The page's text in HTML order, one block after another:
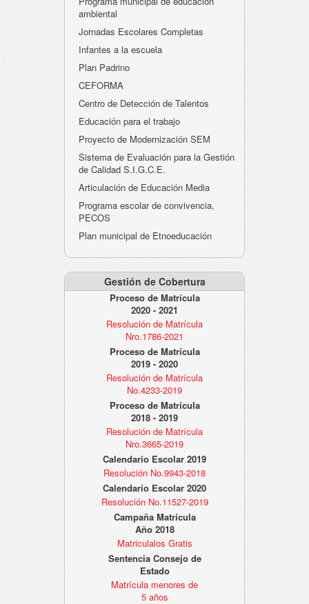
ambiental
Jornadas Escolares Completas
Infantes a la escuela
Plan Padrino
CEFORMA
Centro de Detección de Talentos
Educación para el trabajo
Proyecto de Modernización SEM
Sistema de Evaluación para la Gestión
de Calidad S.I.G.C.E.
Articulación de Educación Media
Programa escolar de convivencia,
PECOS
Plan municipal de Etnoeducación
Gestión de Cobertura
Proceso de Matrícula
2020 - 2021
Resolución de Matrícula
Nro.1786-2021
Proceso de Matrícula
2019 - 2020
Resolución de Matrícula
No.4233-2019
Proceso de Matrícula
2018 - 2019
Resolución de Matrícula
Nro.3665-2019
Calendario Escolar 2019
Resolución No.9943-2018
Calendario Escolar 2020
Resolución No.11527-2019
Campaña Matrícula
Año 2018
Matriculalos Gratis
Sentencia Consejo de
Estado
Matrícula menores de
5 años